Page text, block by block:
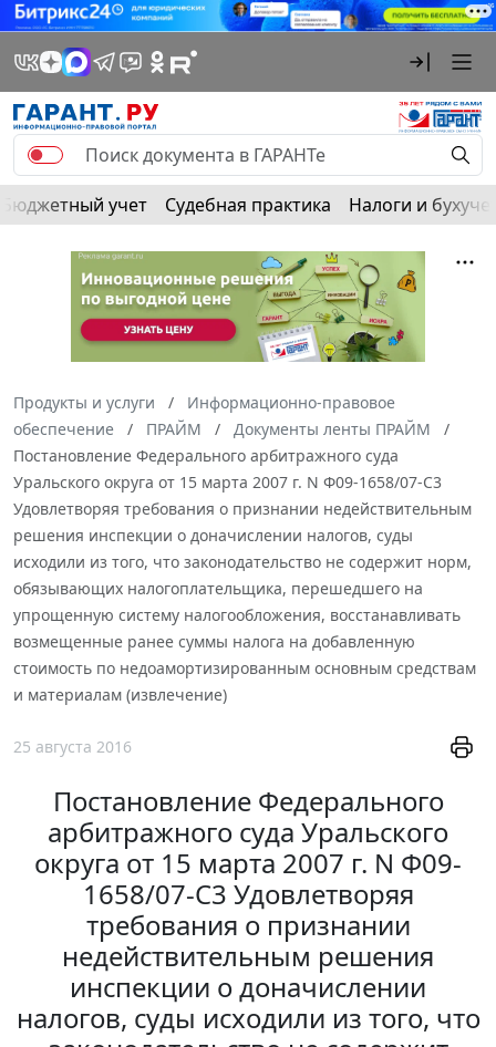
Бюджетный учет Судебная практика Налоги и
Продукты и услуги
Информационно-правовое
обеспечение
ПРАЙМ
Документы ленты ПРАЙМ
Постановление Федерального арбитражного суда
Уральского округа от 15 марта 2007 г. N Ф09-1658/07-С3
Удовлетворяя требования о признании недействительным
решения инспекции о доначислении налогов, суды
исходили из того, что законодательство не содержит норм,
обязывающих налогоплательщика, перешедшего на
упрощенную систему налогообложения, восстанавливать
возмещенные ранее суммы налога на добавленную
стоимость по недоамортизированным основным средствам
и материалам (извлечение)
25 августа 2016
Постановление Федерального
арбитражного суда Уральского
округа от 15 марта 2007 г. N Ф09-
1658/07-С3 Удовлетворяя
требования о признании
недействительным решения
инспекции о доначислении
налогов, суды исходили из того, что